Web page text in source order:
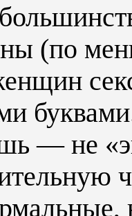
(по
— не